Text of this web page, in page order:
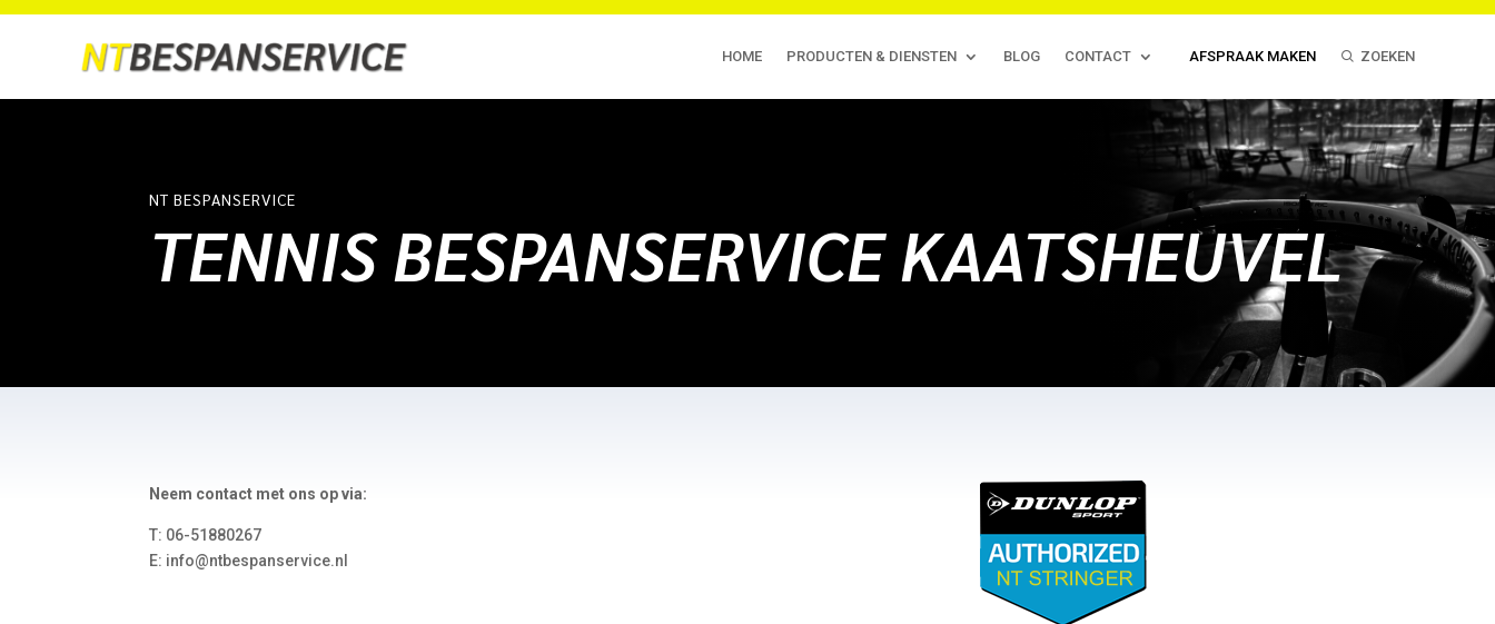
HOME PRODUCTEN & DIENSTEN BLOG CONTACT AFSPRAAK MAKEN ZOEKEN
NT BESPANSERVICE
TENNIS BESPANSERVICE KAATSHEUVEL
Neem contact met ons op via:
T: 06-51880267
E: info@ntbespanservice.nl